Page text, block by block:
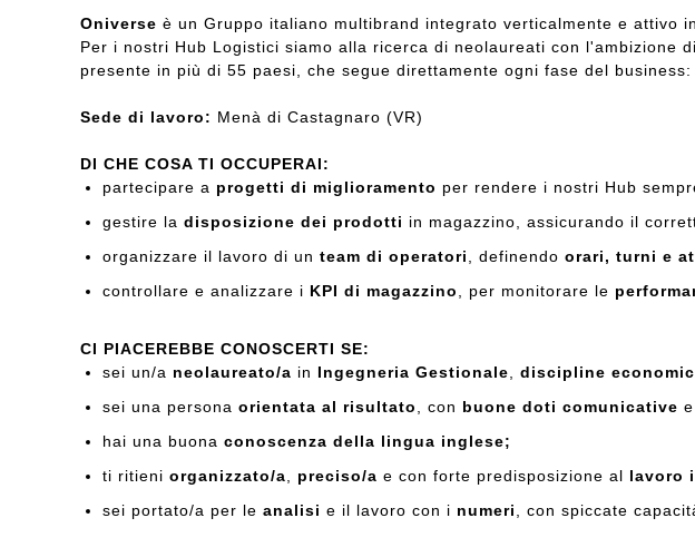
Oniverse è un Gruppo italiano multibrand integrato verticalmente e attivo
Per i nostri Hub Logistici siamo alla ricerca di neolaureati con l'ambizione
presente in più di 55 paesi, che segue direttamente ogni fase del
Sede di lavoro: Menà di Castagnaro (VR)
DI CHE COSA TI OCCUPERAI:
partecipare a progetti di miglioramento per rendere i nostri Hub
gestire la disposizione dei prodotti in magazzino, assicurando il
organizzare il lavoro di un team di operatori , definendo orari, turni e
controllare e analizzare i KPI di magazzino , per monitorare le
CI PIACEREBBE CONOSCERTI SE:
sei un/a neolaureato/a in Ingegneria Gestionale discipline
sei una persona orientata al risultato , con buone doti comunicative
hai una buona conoscenza della lingua inglese;
ti ritieni organizzato/a preciso/a e con forte predisposizione al lavoro
sei portato/a per le analisi e il lavoro con i numeri , con spiccate